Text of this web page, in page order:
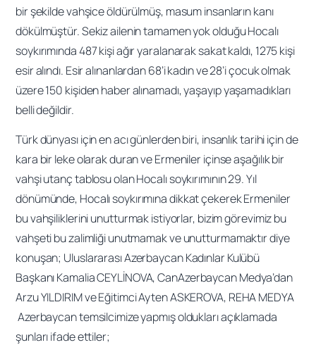
bir şekilde vahşice öldürülmüş, masum insanların kanı
dökülmüştür. Sekiz ailenin tamamen yok olduğu Hocalı
soykırımında 487 kişi ağır yaralanarak sakat kaldı, 1275 kişi
esir alındı. Esir alınanlardan 68’i kadın ve 28’i çocuk olmak
üzere 150 kişiden haber alınamadı, yaşayıp yaşamadıkları
belli değildir.
Türk dünyası için en acı günlerden biri, insanlık tarihi için de
kara bir leke olarak duran ve Ermeniler içinse aşağılık bir
vahşi utanç tablosu olan Hocalı soykırımının 29. Yıl
dönümünde, Hocalı soykırımına dikkat çekerek Ermeniler
bu vahşiliklerini unutturmak istiyorlar, bizim görevimiz bu
vahşeti bu zalimliği unutmamak ve unutturmamaktır diye
konuşan; Uluslararası Azerbaycan Kadınlar Kulübü
Başkanı Kamalia CEYLİNOVA, CanAzerbaycan Medya’dan
Arzu YILDIRIM ve Eğitimci Ayten ASKEROVA, REHA MEDYA
Azerbaycan temsilcimize yapmış oldukları açıklamada
şunları ifade ettiler;